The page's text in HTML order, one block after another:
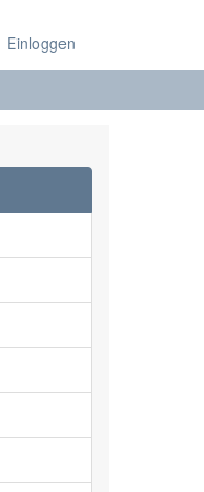
Einloggen